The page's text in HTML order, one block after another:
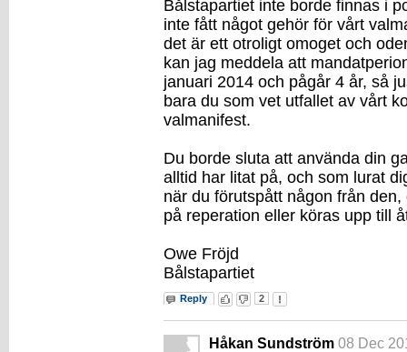
Bålstapartiet inte borde finnas i
inte fått något gehör för vårt
det är ett otroligt omoget och
kan jag meddela att
januari 2014 och pågår 4 år, så
bara du som vet utfallet av vårt
valmanifest.
Du borde sluta att använda din
alltid har litat på, och som lurat
när du förutspått någon från
på reperation eller köras upp till
Owe Fröjd
Bålstapartiet
Reply 2
Håkan Sundström 08 Dec